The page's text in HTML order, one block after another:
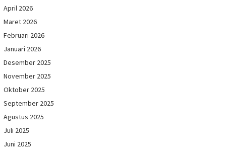
April 2026
Maret 2026
Februari 2026
Januari 2026
Desember 2025
November 2025
Oktober 2025
September 2025
Agustus 2025
Juli 2025
Juni 2025